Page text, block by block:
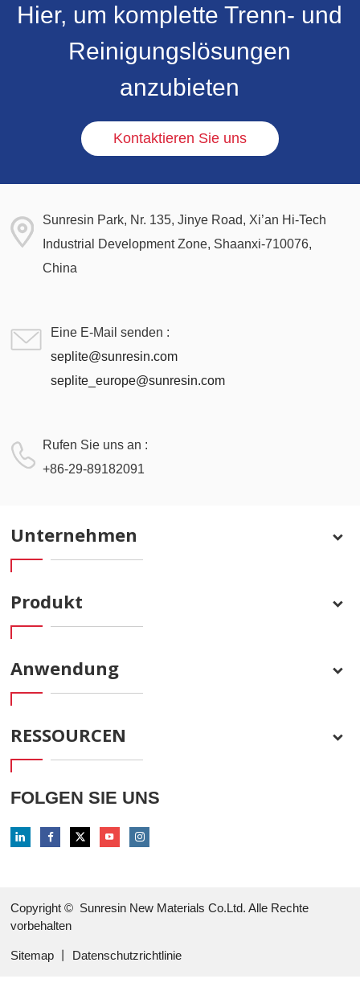
Hier, um komplette Trenn- und
Reinigungslösungen
anzubieten
Kontaktieren Sie uns
Sunresin Park, Nr. 135, Jinye Road, Xi’an Hi-Tech
Industrial Development Zone, Shaanxi-710076,
China
Eine E-Mail senden :
seplite@sunresin.com
seplite_europe@sunresin.com
Rufen Sie uns an :
+86-29-89182091
Unternehmen
Produkt
Anwendung
RESSOURCEN
FOLGEN SIE UNS
Copyright © Sunresin New Materials Co.Ltd. Alle Rechte
vorbehalten
Sitemap Datenschutzrichtlinie